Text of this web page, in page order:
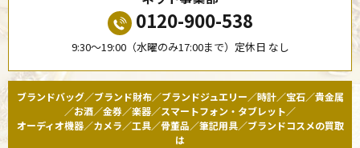
0120-900-538
9:30〜19:00（水曜のみ17:00まで）定休日 なし
ブランドバッグ／ブランド財布／ブランドジュエリー／時計／宝石／貴金属
／お酒／金券／楽器／スマートフォン・タブレット／
オーディオ機器／カメラ／工具／骨董品／筆記用具／ブランドコスメの買取
は